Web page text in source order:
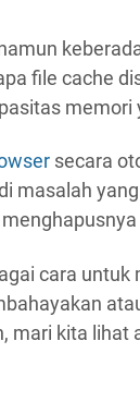
file cache
memori
secara
masalah
cara untuk
mari kita